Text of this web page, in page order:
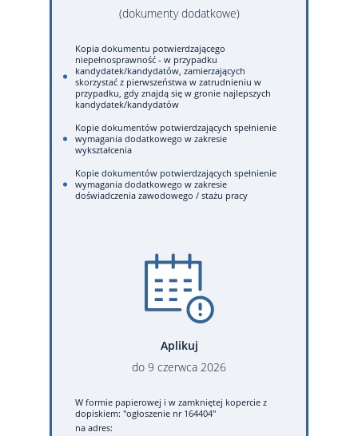
(dokumenty dodatkowe)
Kopia dokumentu potwierdzającego
niepełnosprawność - w przypadku
kandydatek/kandydatów, zamierzających
skorzystać z pierwszeństwa w zatrudnieniu w
przypadku, gdy znajdą się w gronie najlepszych
kandydatek/kandydatów
Kopie dokumentów potwierdzających spełnienie
wymagania dodatkowego w zakresie
wykształcenia
Kopie dokumentów potwierdzających spełnienie
wymagania dodatkowego w zakresie
doświadczenia zawodowego / stażu pracy
Aplikuj
do 9 czerwca 2026
W formie papierowej i w zamkniętej kopercie z
dopiskiem: "ogłoszenie nr 164404"
na adres: